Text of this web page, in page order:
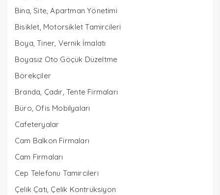
Bina, Site, Apartman Yönetimi
Bisiklet, Motorsiklet Tamircileri
Boya, Tiner, Vernik İmalatı
Boyasız Oto Göçük Düzeltme
Börekçiler
Branda, Çadır, Tente Firmaları
Büro, Ofis Mobilyaları
Cafeteryalar
Cam Balkon Firmaları
Cam Firmaları
Cep Telefonu Tamircileri
Çelik Çatı, Çelik Kontrüksiyon